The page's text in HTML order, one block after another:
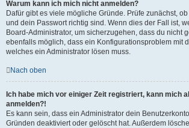
Warum kann ich mich nicht anmelden?
Dafür gibt es viele mögliche Gründe. Prüfe zunächst,
und dein Passwort richtig sind. Wenn dies der Fall ist,
Board-Administrator, um sicherzugehen, dass du nicht
ebenfalls möglich, dass ein Konfigurationsproblem mit
welches ein Administrator lösen muss.
Nach oben
Ich habe mich vor einiger Zeit registriert, kann mich
anmelden?!
Es kann sein, dass ein Administrator dein
Gründen deaktiviert oder gelöscht hat. Außerdem